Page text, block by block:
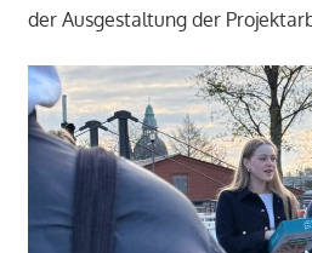
der Ausgestaltung der